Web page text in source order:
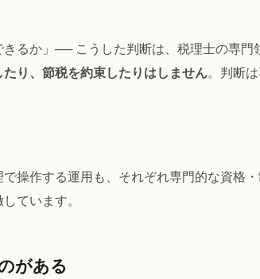
きるか」── こうした判断は、税理士の専
り、節税を約束したりはしません。判断
操作する運用も、それぞれ専門的な資格
ています。
がある